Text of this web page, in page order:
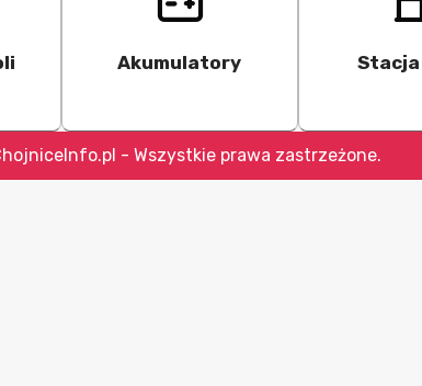
Akumulatory
- Wszystkie prawa zastrzeżone.